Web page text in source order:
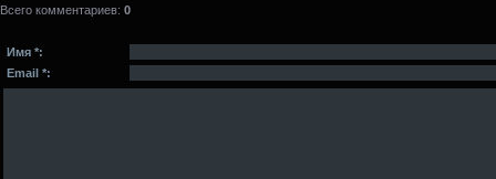
Всего комментариев: 0
Имя *:
Email *: